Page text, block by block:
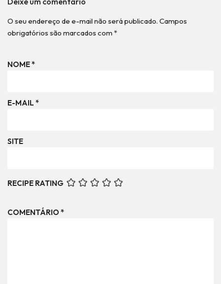
O seu endereço de e-mail não será publicado. Campos
obrigatórios são marcados com *
NOME*
E-MAIL *
SITE
RECIPE RATING
COMENTÁRIO *